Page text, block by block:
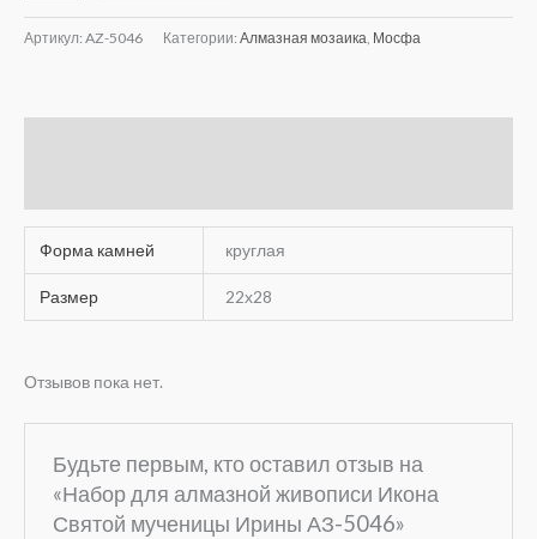
Артикул: AZ-5046 Категории: Алмазная мозаика Мосфа
Форма камней круглая
Размер 22х28
Отзывов пока нет.
Будьте первым, кто оставил отзыв на
«Набор для алмазной живописи Икона
Святой мученицы Ирины АЗ-5046»